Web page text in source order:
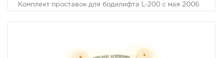
Комплект проставок для бодилифта L-200 с мая 2006
В комплект проставок для бодилифта L-200 с мая 2006